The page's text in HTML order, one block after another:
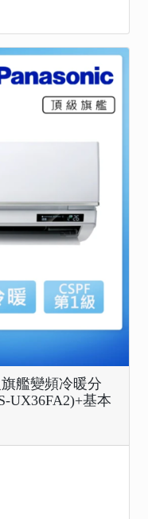
艦變頻冷暖分
UX36FA2)+基本